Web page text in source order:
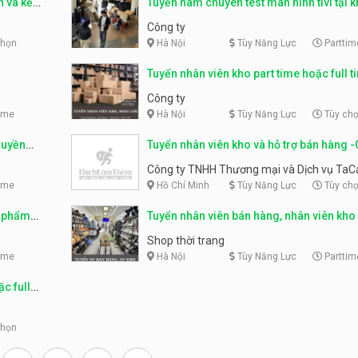
và kế
Tuyển nam chuyên test màn hình tivi tại
part time
Công ty
Hà Nội Tùy Năng Lực
Tuyển nhân viên kho part time hoặc full
Công ty
Hà Nội Tùy Năng Lực Tùy
Tuyển nhân viên kho và hỗ trợ bán hàng -
TNHH Thương mại và Dịch vụ TaCaDa
Công ty TNHH Thương mại và Dịch vụ
Hồ Chí Minh Tùy Năng Lực Tùy
Tuyển nhân viên bán hàng, nhân viên kho
Shop thời trang
Hà Nội Tùy Năng Lực
full